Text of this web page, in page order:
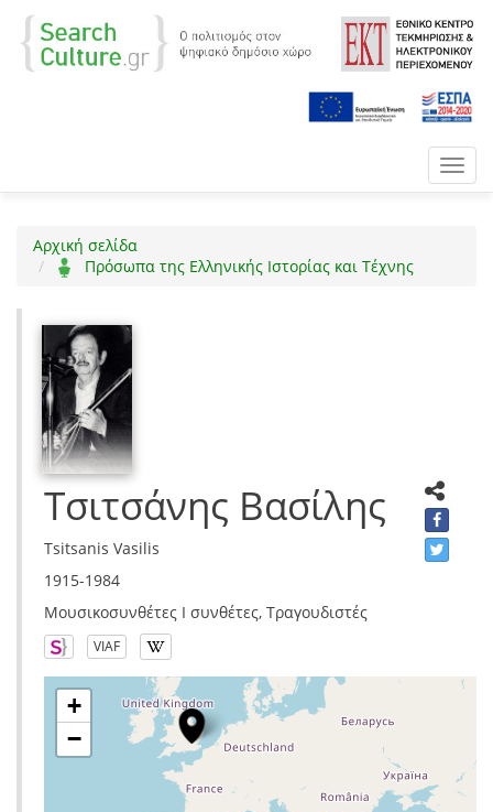
Αρχική σελίδα
Πρόσωπα της Ελληνικής Ιστορίας και Τέχνης
Τσιτσάνης Βασίλης
Tsitsanis Vasilis
1915-1984
Μουσικοσυνθέτες I συνθέτες, Τραγουδιστές
VIAF
+
−